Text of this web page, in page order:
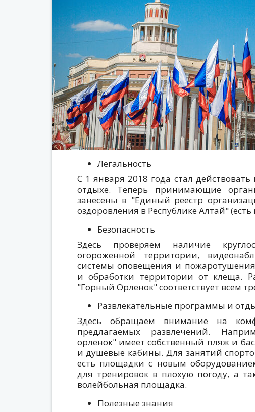
Легальность
С 1 января 2018 года стал
отдыхе. Теперь принимающие
занесены в "Единый реестр
оздоровления в Республике Алтай"
Безопасность
Здесь проверяем наличие
огороженной территории,
системы оповещения и
и обработки территории от клеща.
"Горный Орленок" соответствует всем
Развлекательные программы и
Здесь обращаем внимание на
предлагаемых развлечений.
орленок" имеет собственный пляж и
и душевые кабины. Для занятий
есть площадки с новым
для тренировок в плохую погоду, а
волейбольная площадка.
Полезные знания